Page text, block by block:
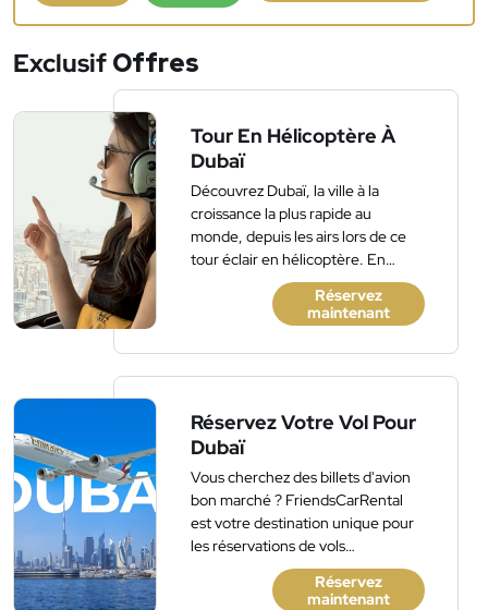
ExclusifOffres
Tour En Hélicoptère À
Dubaï
Découvrez Dubaï, la ville à la
croissance la plus rapide au
monde, depuis les airs lors de ce
tour éclair en hélicoptère. En
partant de Dubai Festival City et
en continuant le long de la crique
de Dubaï à travers la banlieue,
explorez cette ville fascinante,
avec son horizon impressionnant
bâtiment le plus haut du monde,
Burj Khalifa, situé à côté de l'un
commerciaux du monde.
Découvrez les tours éoliennes, les
plages, les terrains de golf et bien
plus encore. Rafraîchissements
légers et commentaires à bord
Réservez
maintenant
Réservez Votre Vol Pour
Dubaï
Vous cherchez des billets d'avion
bon marché ? FriendsCarRental
est votre destination unique pour
les réservations de vols
domestiques et internationaux.
Réservez
maintenant